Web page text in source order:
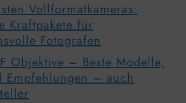
Vollformatkameras:
Kraftpakete für
Fotografen
Objektive – Beste Modelle,
Empfehlungen – auch